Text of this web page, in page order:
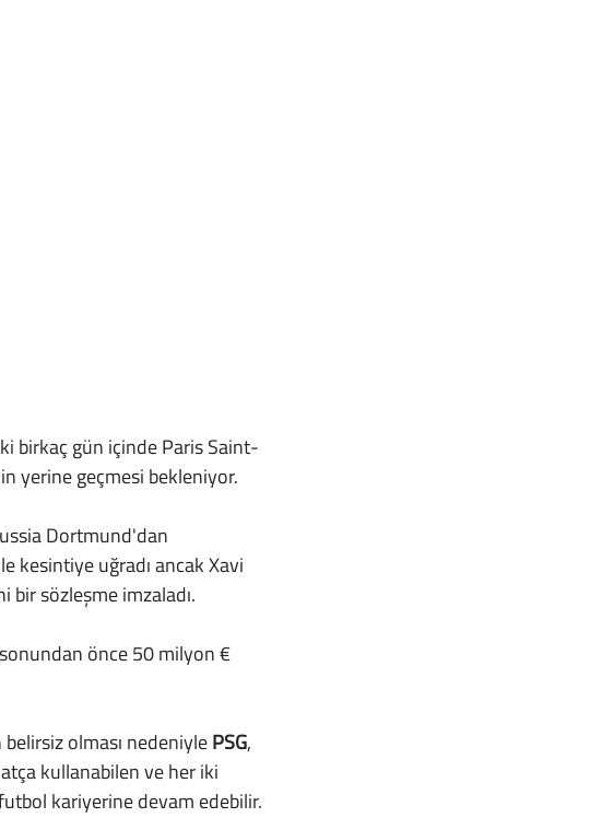
birkaç gün içinde Paris Saint-
yerine geçmesi bekleniyor.
kesintiye uğradı ancak Xavi
sözleşme imzaladı.
olması nedeniyle PSG,
kullanabilen ve her iki
kariyerine devam edebilir.